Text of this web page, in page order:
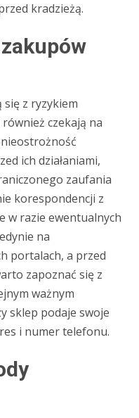
kradzieżą.
się z ryzykiem
czekają na
ich działaniami,
zaufania
korespondencji z
w razie ewentualnych
na
portalach, a przed
zapoznać się z
ważnym
sklep podaje swoje
i numer telefonu.